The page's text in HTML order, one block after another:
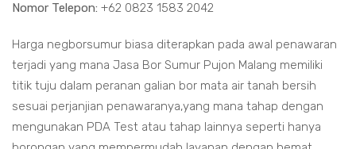
Nomor Telepon: +62 0823 1583 2042
Harga negborsumur biasa diterapkan pada awal penawaran
terjadi yang mana Jasa Bor Sumur Pujon Malang memiliki
titik tuju dalam peranan galian bor mata air tanah bersih
sesuai perjanjian penawaranya,yang mana tahap dengan
mengunakan PDA Test atau tahap lainnya seperti hanya